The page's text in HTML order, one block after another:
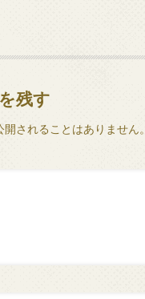
残す
されることはありません。